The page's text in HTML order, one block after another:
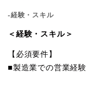
-経験・スキル
＜経験・スキル＞
【必須要件】
■製造業での営業経験